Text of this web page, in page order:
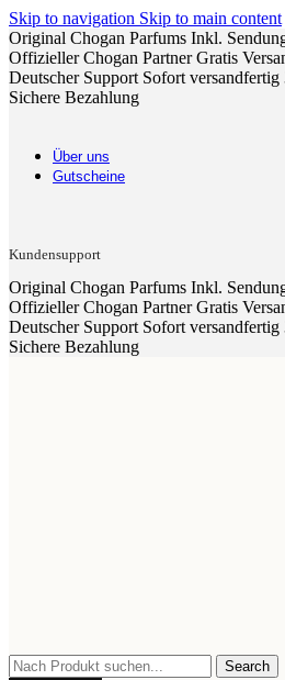
Skip to navigation Skip to main content
Original Chogan Parfums Inkl.
Offizieller Chogan PartnerGratis
Deutscher Support Sofort versandfertig
Sichere Bezahlung
Über uns
Gutscheine
Kundensupport
Original Chogan Parfums Inkl.
Offizieller Chogan PartnerGratis
Deutscher Support Sofort versandfertig
Sichere Bezahlung
Search